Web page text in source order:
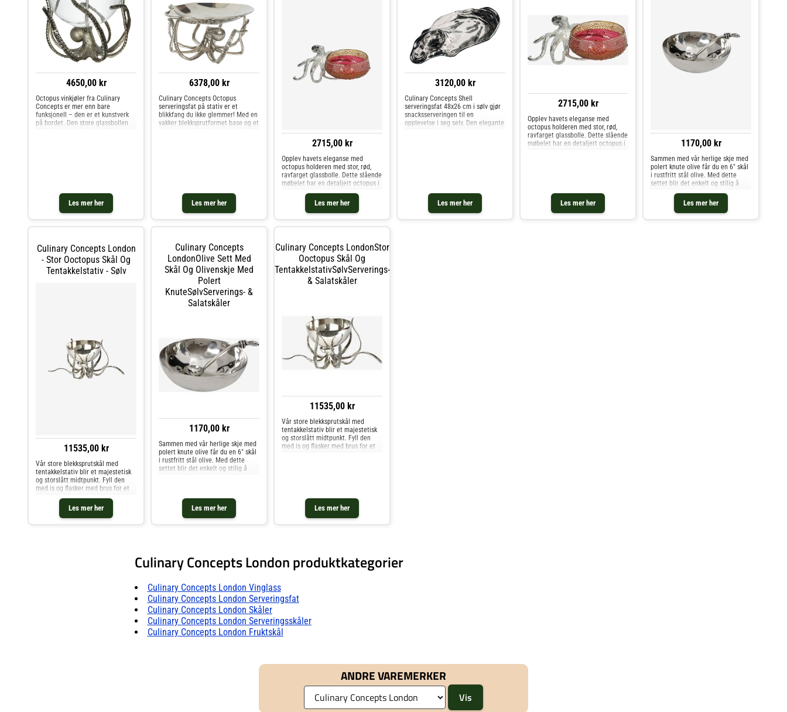
barutstyr-samling med disse stilige
vinglassene Aqua.
4650,00 kr
Les mer her
Octopus vinkjøler fra Culinary
Concepts er mer enn bare
funksjonell – den er et kunstverk
på bordet. Den store glassbollen
6378,00 kr
Les mer her
Culinary Concepts Octopus
serveringsfat på stativ er et
blikkfang du ikke glemmer! Med en
vakker blekksprutformet base og et
2715,00 kr
Les mer her
Opplev havets eleganse med
octopus holderen med stor, rød,
ravfarget glassbolle. Dette slående
møbelet har en detaljert octopus i
sølv, med tentakler som elegant
omfavner den røde, ravfargede
glassskålen. Skålens strukturerte
overflate tilfører et snev av
drinker eller som et dristig
dekorativt innslag.
3120,00 kr
Les mer her
Culinary Concepts Shell
serveringsfat 48x26 cm i sølv gjør
snacksserveringen til en
opplevelse i seg selv. Den elegante
2715,00 kr
Les mer her
Opplev havets eleganse med
octopus holderen med stor, rød,
ravfarget glassbolle. Dette slående
møbelet har en detaljert octopus i
1170,00 kr
Les mer her
Sammen med vår herlige skje med
polert knute olive får du en 6" skål
i rustfritt stål olive. Med dette
settet blir det enkelt og stilig å
servere oliven som snacks. Begge
deler tåler oppvaskmaskin, og
holder seg uendelig blanke ved
gjentatt kontakt med oljer og
Culinary Concepts London
- Stor Ooctopus Skål Og
Tentakkelstativ - Sølv
11535,00 kr
Les mer her
Vår store blekksprutskål med
tentakkelstativ blir et majestetisk
og storslått midtpunkt. Fyll den
med is og flasker med brus for et
Culinary Concepts
LondonOlive Sett Med
Skål Og Olivenskje Med
Polert
KnuteSølvServerings- &
Salatskåler
1170,00 kr
Les mer her
Sammen med vår herlige skje med
polert knute olive får du en 6" skål
i rustfritt stål olive. Med dette
settet blir det enkelt og stilig å
gjentatt kontakt m
Culinary Concepts LondonStor
Ooctopus Skål Og
TentakkelstativSølvServerings-
& Salatskåler
11535,00 kr
Les mer her
Vår store blekksprutskål med
tentakkelstativ blir et majestetisk
og storslått midtpunkt. Fyll den
med is og flasker med brus for et
Culinary Concepts London produktkategorier
Culinary Concepts London Vinglass
Culinary Concepts London Serveringsfat
Culinary Concepts London Skåler
Culinary Concepts London Serveringsskåler
Culinary Concepts London Fruktskål
ANDRE VAREMERKER